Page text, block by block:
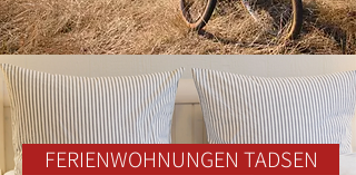
FERIENWOHNUNGEN TADSEN